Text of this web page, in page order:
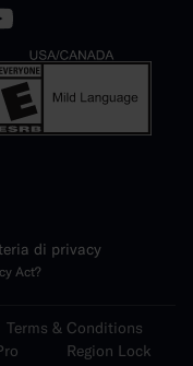
di privacy
Act?
Terms & Conditions
Region Lock